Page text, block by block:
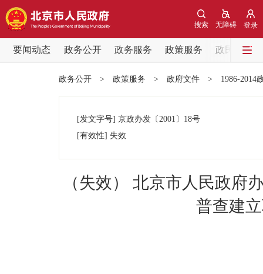
登录
无障碍
搜索
要闻动态 政务公开 政务服务 政策服务
政民互动
党中央精神
政务公开
政务公开 > 政策服务 > 政府文件 > 1986-2014
[发文字号] 京政办发 〔2001〕 18号
[有效性] 失效
（失效） 北京市人民政府
普查建